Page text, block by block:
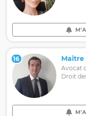
16 Maitre
Avocat
Droit